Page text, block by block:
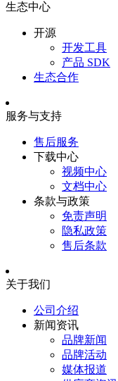
生态中心
开源
开发工具
产品 SDK
生态合作
服务与支持
售后服务
下载中心
视频中心
文档中心
条款与政策
免责声明
隐私政策
售后条款
关于我们
公司介绍
新闻资讯
品牌新闻
品牌活动
媒体报道